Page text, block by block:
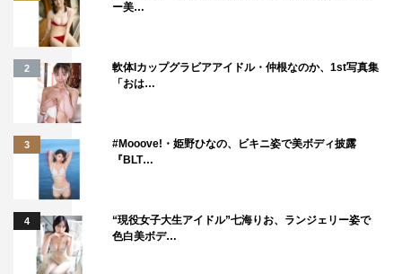
ー美…
2
軟体Iカップグラビアアイドル・仲根なのか、1st写真集
「おは…
3
#Mooove!・姫野ひなの、ビキニ姿で美ボディ披露
『BLT…
4
“現役女子大生アイドル”七海りお、ランジェリー姿で
色白美ボデ…